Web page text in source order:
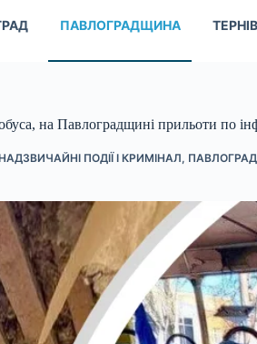
ПАВЛОГРАДЩИНА
на Павлоградщині прильоти по
ПОДІЇ І КРИМІНАЛ,